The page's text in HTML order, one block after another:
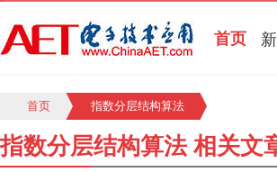
首页
首页 指数分层结构算法
指数分层结构算法 相关文